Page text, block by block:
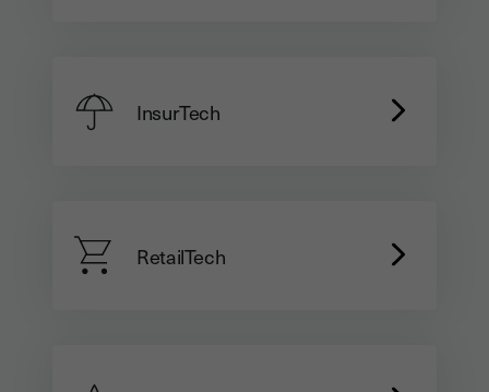
InsurTech
RetailTech